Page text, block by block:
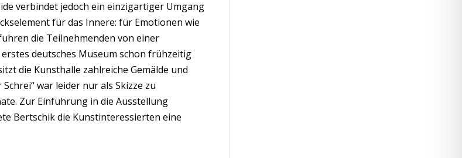
verbindet jedoch ein einzigartiger Umgang
für das Innere: für Emotionen wie
die Teilnehmenden von einer
deutsches Museum schon frühzeitig
die Kunsthalle zahlreiche Gemälde und
war leider nur als Skizze zu
Zur Einführung in die Ausstellung
Bertschik die Kunstinteressierten eine